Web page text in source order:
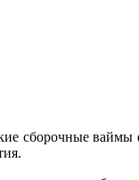
сборочные